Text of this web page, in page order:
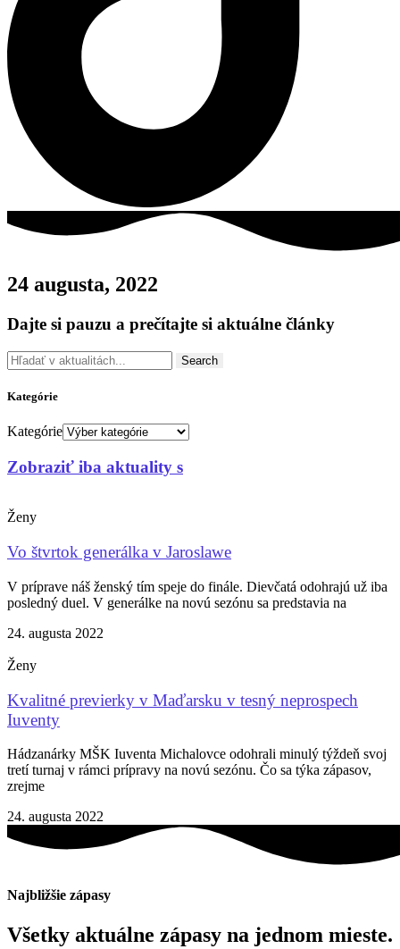
24 augusta, 2022
Dajte si pauzu a prečítajte si aktuálne články
Search
Kategórie
Kategórie
Zobraziť iba aktuality s
Ženy
Vo štvrtok generálka v Jaroslawe
V príprave náš ženský tím speje do finále. Dievčatá odohrajú už iba
posledný duel. V generálke na novú sezónu sa predstavia na
24. augusta 2022
Ženy
Kvalitné previerky v Maďarsku v tesný neprospech
Iuventy
Hádzanárky MŠK Iuventa Michalovce odohrali minulý týždeň svoj
tretí turnaj v rámci prípravy na novú sezónu. Čo sa týka zápasov,
zrejme
24. augusta 2022
Najbližšie zápasy
Všetky aktuálne zápasy na jednom mieste.